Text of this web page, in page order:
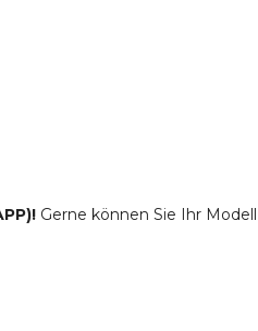
Gerne können Sie Ihr